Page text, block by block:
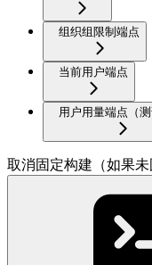
组织组限制端点
当前用户端点
用户用量端点（测
取消固定构建（如果未